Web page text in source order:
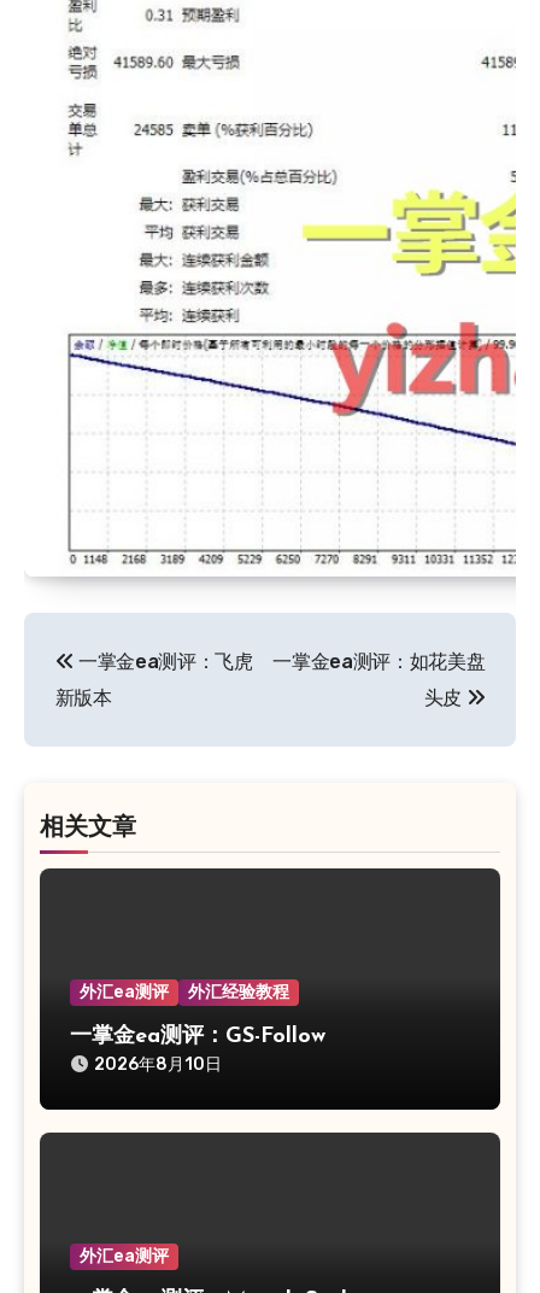
章
导
一掌金ea测评：飞虎
新版本
一掌金ea测评：如花美盘
头皮
相关文章
外汇ea测评 外汇经验教程
一掌金ea测评：GS-Follow
2026年8月10日
外汇ea测评